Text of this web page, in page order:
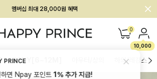
회원전용 아울렛, 가입하면 ~60% 할인!
멤버십 최대 28,000원 혜택 0
10,000
BABY[6~12M] 하의/레깅스
PRINCE
하면 Npay 포인트1%추가 지급!